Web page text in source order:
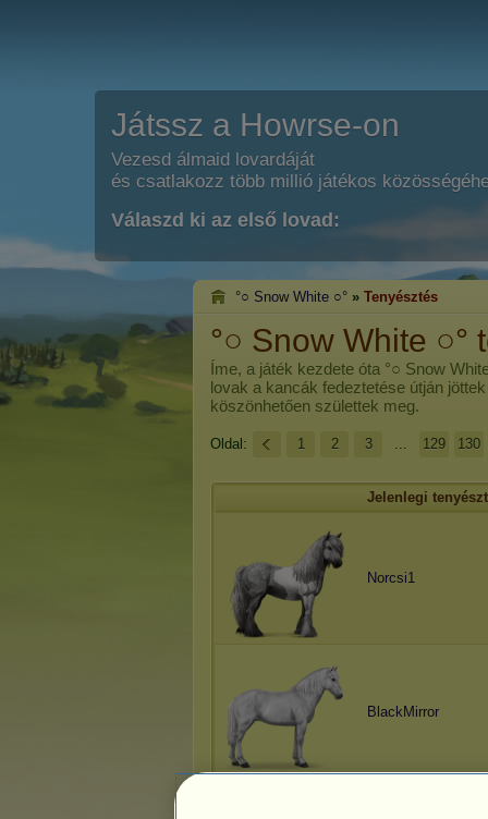
Játssz a Howrse-on
Vezesd álmaid lovardáját
és csatlakozz több millió játékos
Válaszd ki az első lovad:
°○ Snow White ○° » Tenyésztés
°○ Snow White ○°
Íme, a játék kezdete óta °○ Snow
lovak a kancák fedeztetése útján
köszönhetően születtek meg.
Oldal: 1 2 3 ... 129 130
Jelenlegi
Norcsi1
BlackMirror